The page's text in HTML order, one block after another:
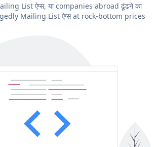
List ऐप्स, या companies abroad ढूंढने का
Mailing List ऐप्स at rock-bottom prices